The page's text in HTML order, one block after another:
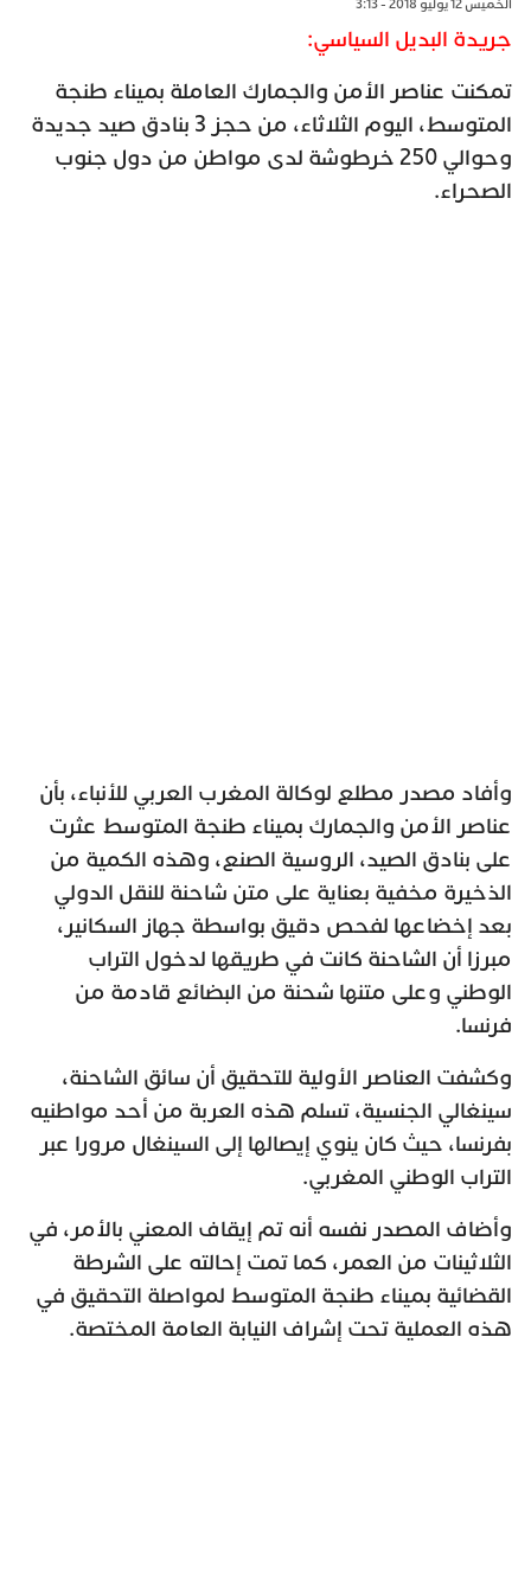
الخميس 12 يوليو 2018 - 3:13
جريدة البديل السياسي:
تمكنت عناصر الأمن والجمارك العاملة بميناء طنجة
المتوسط، اليوم الثلاثاء، من حجز 3 بنادق صيد جديدة
وحوالي 250 خرطوشة لدى مواطن من دول جنوب
الصحراء.
وأفاد مصدر مطلع لوكالة المغرب العربي للأنباء، بأن
عناصر الأمن والجمارك بميناء طنجة المتوسط عثرت
على بنادق الصيد، الروسية الصنع، وهذه الكمية من
الذخيرة مخفية بعناية على متن شاحنة للنقل الدولي
بعد إخضاعها لفحص دقيق بواسطة جهاز السكانير،
مبرزا أن الشاحنة كانت في طريقها لدخول التراب
الوطني وعلى متنها شحنة من البضائع قادمة من
فرنسا.
وكشفت العناصر الأولية للتحقيق أن سائق الشاحنة،
سينغالي الجنسية، تسلم هذه العربة من أحد مواطنيه
بفرنسا، حيث كان ينوي إيصالها إلى السينغال مرورا عبر
التراب الوطني المغربي.
وأضاف المصدر نفسه أنه تم إيقاف المعني بالأمر، في
الثلاثينات من العمر، كما تمت إحالته على الشرطة
القضائية بميناء طنجة المتوسط لمواصلة التحقيق في
هذه العملية تحت إشراف النيابة العامة المختصة.